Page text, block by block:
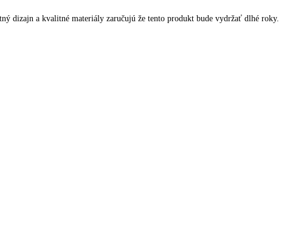
dizajn a kvalitné materiály zaručujú že tento produkt bude vydržať dlhé roky.